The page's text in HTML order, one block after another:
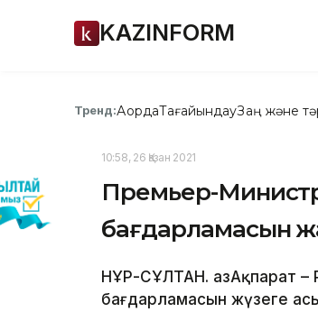
KAZINFORM
Тренд:АқордаТағайындауЗаң және
10:58, 26 Қазан 2021
Премьер-Министр
бағдарламасын
НҰР-СҰЛТАН. ҚазАқпарат –
бағдарламасын жүзеге